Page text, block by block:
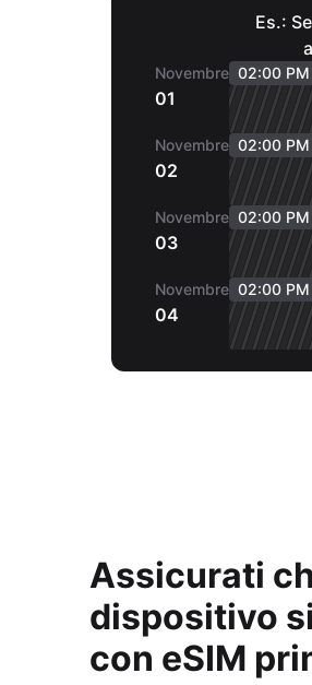
Es.:
Novembre
01
02:00 PM
Novembre
02
02:00 PM
Novembre
03
02:00 PM
Novembre
04
02:00 PM
Assicurati
dispositivo
con eSIM